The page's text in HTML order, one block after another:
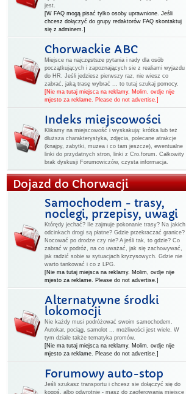
jest.
[W FAQ mogą pisać tylko osoby uprawnione. Jeśli
chcesz dołączyć do grupy redaktorów FAQ skontaktuj
się z adminem.]
Chorwackie ABC
Miejsce na najczęstsze pytania i rady dla osób
początkujących i zapoznających sie z realiami wyjazdu
do HR. Jeśli jedziesz pierwszy raz, nie wiesz co
zabrać, jaką trasę wybrać ... to tutaj szukaj pomocy.
[Nie ma tutaj miejsca na reklamy. Molim, ovdje nije
mjesto za reklame. Please do not advertise.]
Indeks miejscowości
Klikamy na miejscowość i wyskakują: krótka lub też
dłuższa charakterystyka, zdjęcia, polecane atrakcje
(knajpy, zabytki, muzea i co tam jeszcze), ewentualne
linki do przydatnych stron, linki z Cro.forum. Całkowity
brak dyskusji Forumowiczów, czysta informacja.
Dojazd do Chorwacji
Samochodem - trasy,
noclegi, przepisy, uwagi
Którędy jechać? Ile zajmuje pokonanie trasy? Na jakich
odcinkach drogi są płatne? Gdzie przekraczać granice?
Nocować po drodze czy nie? A jeśli tak, to gdzie? Co
zabrać w podróż, na co uważać, jak się zachowywać,
jak radzić sobie w sytuacjach kryzysowych. Gdzie nie
warto tankować i co z LPG.
[Nie ma tutaj miejsca na reklamy. Molim, ovdje nije
mjesto za reklame. Please do not advertise.]
Alternatywne środki
lokomocji
Nie każdy musi podróżować swoim samochodem.
Autokar, pociąg, samolot ... możliwości jest wiele. W
tym dziale także tematyka promów.
[Nie ma tutaj miejsca na reklamy. Molim, ovdje nije
mjesto za reklame. Please do not advertise.]
Forumowy auto-stop
Jeśli szukasz transportu i chcesz sie dołączyć się do
kogoś, albo odwrotnie - masz do zaoferowania miejsce